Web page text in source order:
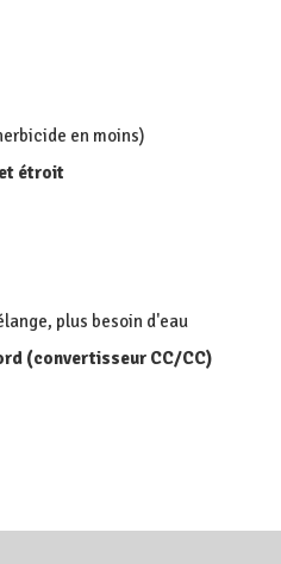
en moins)
étroit
plus besoin d'eau
(convertisseur CC/CC)